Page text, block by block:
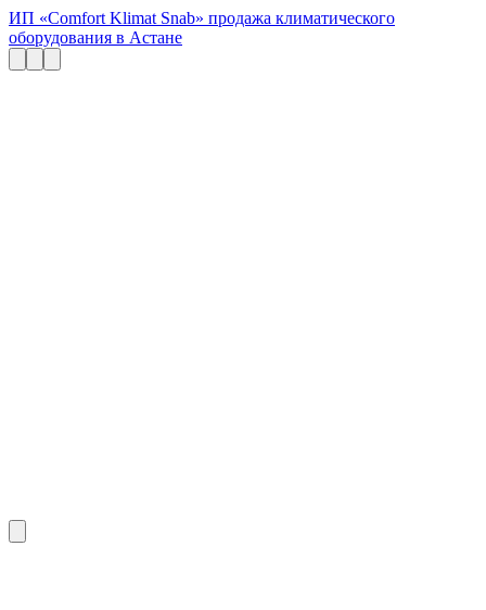
ИП «Comfort Klimat Snab» продажа климатического
оборудования в Астане